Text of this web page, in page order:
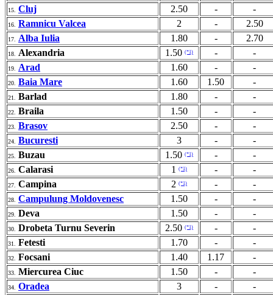
15. Cluj 2.50 - -
16. Ramnicu Valcea 2 - 2.50
17. Alba Iulia 1.80 - 2.70
18. Alexandria 1.50 (*1) - -
19. Arad 1.60 - -
20. Baia Mare 1.60 1.50 -
21. Barlad 1.80 - -
22. Braila 1.50 - -
23. Brasov 2.50 - -
24. Bucuresti 3 - -
25. Buzau 1.50 (*1) - -
26. Calarasi 1 (*1) - -
27. Campina 2 (*1) - -
28. Campulung Moldovenesc 1.50 - -
29. Deva 1.50 - -
30. Drobeta Turnu Severin 2.50 (*1) - -
31. Fetesti 1.70 - -
32. Focsani 1.40 1.17 -
33. Miercurea Ciuc 1.50 - -
34. Oradea 3 - -